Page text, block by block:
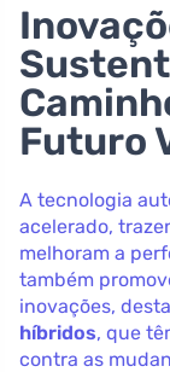
Futuro
A tecnologia
acelerado,
melhoram a
também
inovações,
híbridos, que
contra as